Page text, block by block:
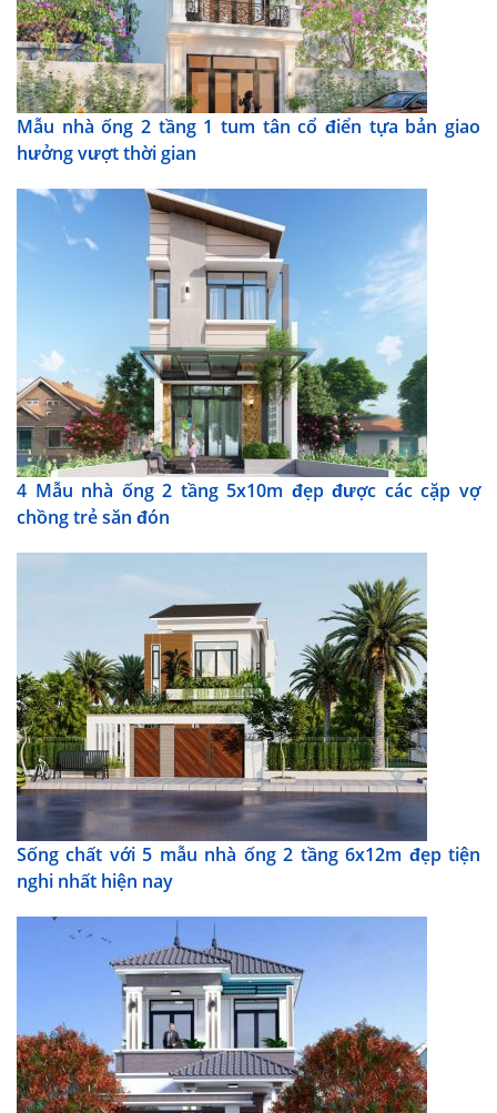
Mẫu nhà ống 2 tầng 1 tum tân cổ điển tựa bản giao
hưởng vượt thời gian
4 Mẫu nhà ống 2 tầng 5x10m đẹp được các cặp vợ
chồng trẻ săn đón
Sống chất với 5 mẫu nhà ống 2 tầng 6x12m đẹp tiện
nghi nhất hiện nay